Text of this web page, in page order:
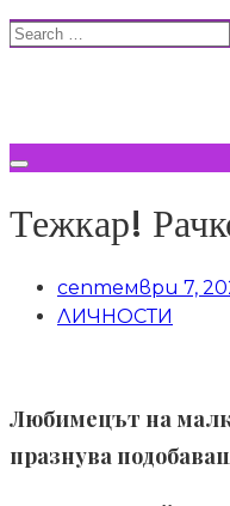
Skip
Search
Тежкар!
септември 7,
ЛИЧНОСТИ
Любимецът на
празнува